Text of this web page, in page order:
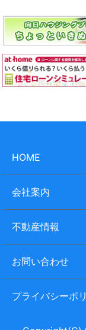
HOME
会社案内
不動産情報
お問い合わせ
プライバシーポ